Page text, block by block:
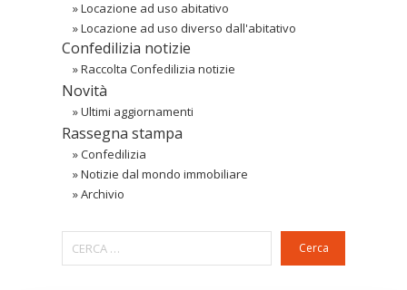
»Locazione ad uso abitativo
»Locazione ad uso diverso dall'abitativo
Confedilizia notizie
»Raccolta Confedilizia notizie
Novità
»Ultimi aggiornamenti
Rassegna stampa
»Confedilizia
»Notizie dal mondo immobiliare
»Archivio
Cerca